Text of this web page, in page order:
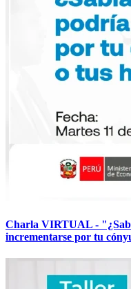
Charla VIRTUAL -
incrementarse por tu